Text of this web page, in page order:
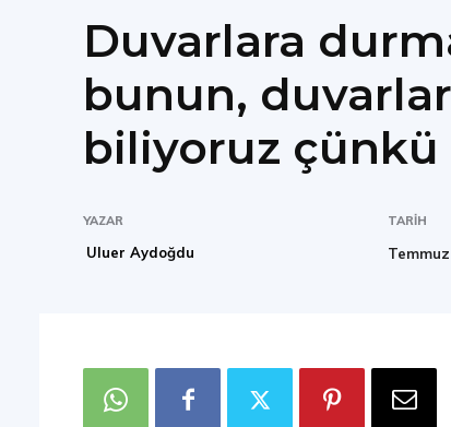
Duvarlara
bunun, duvarları
biliyoruz çünkü
YAZAR
Uluer Aydoğdu
TARIH